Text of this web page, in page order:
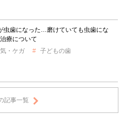
虫歯になった…磨けていても虫歯にな
療について
・ケガ 子どもの歯
記事一覧